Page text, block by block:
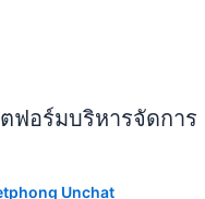
ฟอร์มบริหารจัดการ
Unchat